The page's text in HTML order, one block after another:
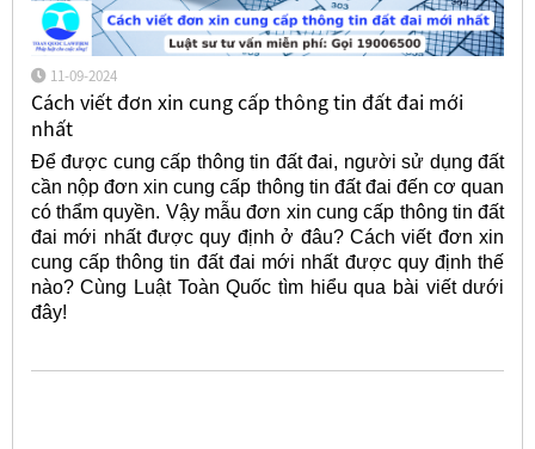
11-09-2024
Cách viết đơn xin cung cấp thông tin đất đai mới
nhất
Để được cung cấp thông tin đất đai, người sử dụng đất
cần nộp đơn xin cung cấp thông tin đất đai đến cơ quan
có thẩm quyền. Vậy mẫu đơn xin cung cấp thông tin đất
đai mới nhất được quy định ở đâu? Cách viết đơn xin
cung cấp thông tin đất đai mới nhất được quy định thế
nào? Cùng Luật Toàn Quốc tìm hiểu qua bài viết dưới
đây!